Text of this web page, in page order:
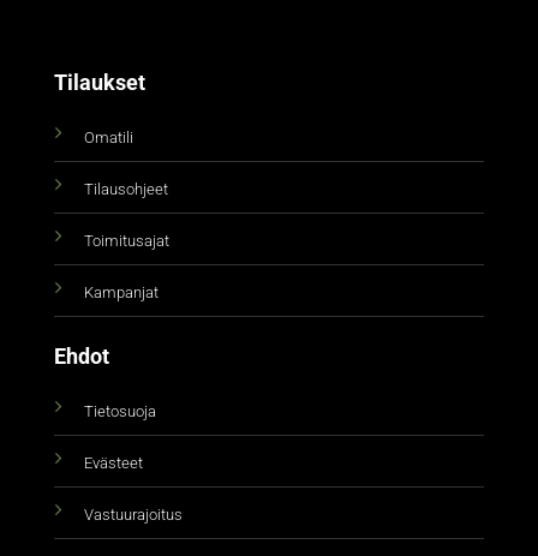
Tilaukset
Omatili
Tilausohjeet
Toimitusajat
Kampanjat
Ehdot
Tietosuoja
Evästeet
Vastuurajoitus